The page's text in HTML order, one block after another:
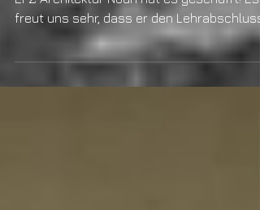
Vom Lehrling zum Zeichner Fachrichtung
EFZ Architektur Noah hat es geschafft! Es
freut uns sehr, dass er den Lehrabschluss